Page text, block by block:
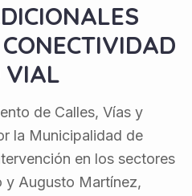
VIAL
de Calles, Vías y
la Municipalidad de
en los sectores
y Augusto Martínez,